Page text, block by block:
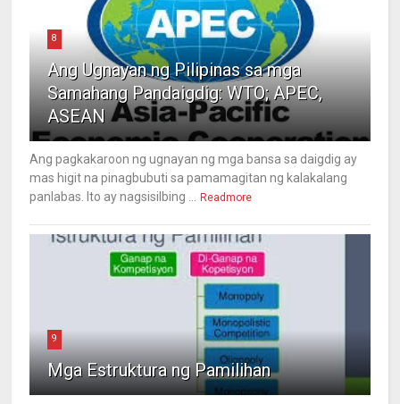
8
Ang Ugnayan ng Pilipinas sa mga
Samahang Pandaigdig: WTO; APEC,
ASEAN
Ang pagkakaroon ng ugnayan ng mga bansa sa daigdig ay
mas higit na pinagbubuti sa pamamagitan ng kalakalang
panlabas. Ito ay nagsisilbing ...
Readmore
9
Mga Estruktura ng Pamilihan